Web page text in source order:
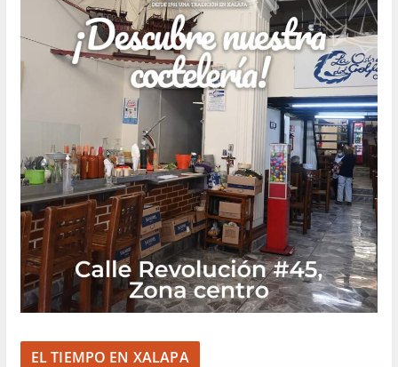
EL TIEMPO EN XALAPA